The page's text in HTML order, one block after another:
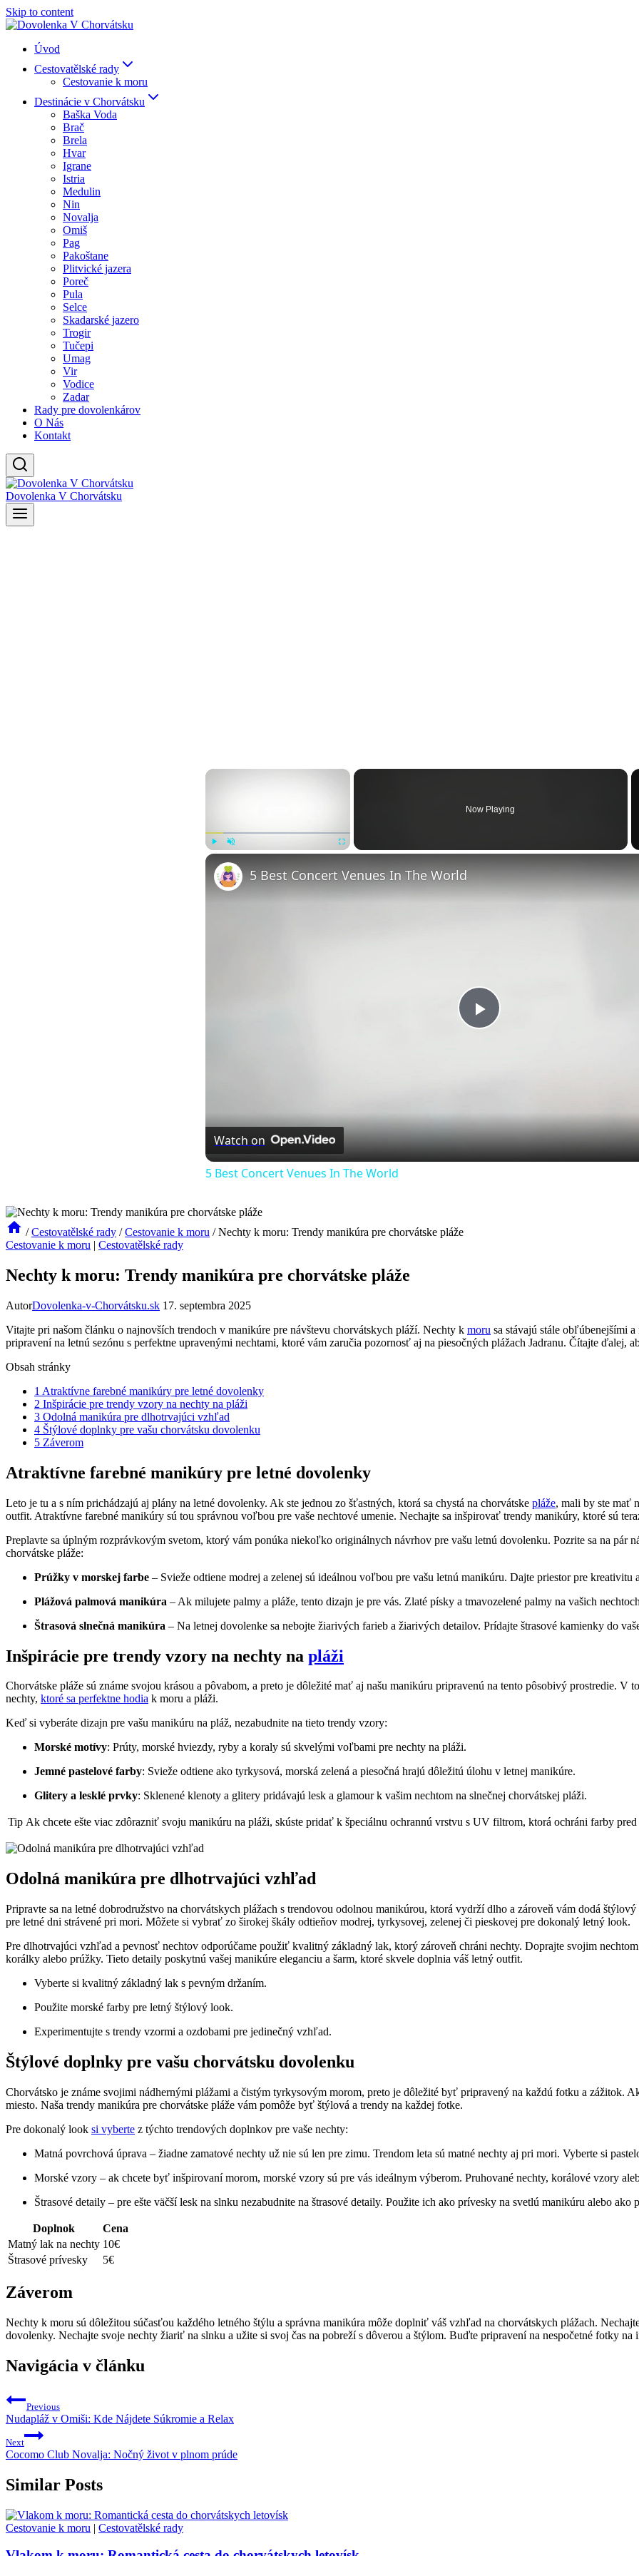
Skip to content
Úvod
Cestovatělské rady
Cestovanie k moru
Destinácie v Chorvátsku
Baška Voda
Brač
Brela
Hvar
Igrane
Istria
Medulin
Nin
Novalja
Omiš
Pag
Pakoštane
Plitvické jazera
Poreč
Pula
Selce
Skadarské jazero
Trogir
Tučepi
Umag
Vir
Vodice
Zadar
Rady pre dovolenkárov
O Nás
Kontakt
Dovolenka V Chorvátsku
×
Now Playing
Play
5 Best Concert Venues In The World
Watch on
5 Best Concert Venues In The World
/ Cestovatělské rady / Cestovanie k moru / Nechty k moru: Trendy manikúra pre chorvátske pláže
Cestovanie k moru | Cestovatělské rady
Nechty k moru: Trendy manikúra pre chorvátske pláže
AutorDovolenka-v-Chorvátsku.sk 17. septembra 2025
Vitajte pri našom​ článku o najnovších trendoch v manikúre pre ⁤návštevu‌ chorvátskych pláží. ‌Nechty k moru sa stávajú stále⁤ obľúbenejšími
pripravení na letnú sezónu ⁣s perfektne​ upravenými nechtami, ktoré vám zaručia pozornosť ‌aj na piesočných plážach Jadranu. Čítajte ďalej,
Obsah stránky
1 Atraktívne farebné manikúry pre letné dovolenky
2 Inšpirácie pre trendy vzory na nechty na pláži
3 Odolná‍ manikúra pre dlhotrvajúci vzhľad
4 Štýlové doplnky pre vašu​ chorvátsku dovolenku
5 Záverom
Atraktívne farebné manikúry pre letné dovolenky
Leto je tu a s ním prichádzajú ⁣aj plány ⁣na letné dovolenky. Ak ⁣ste jednou⁣ zo šťastných, ktorá sa chystá na chorvátske pláže, mali ⁢by ​ste mať
outfit. Atraktívne farebné manikúry sú tou⁤ správnou voľbou pre ‌vaše nechtové‍ umenie. Nechajte sa inšpirovať trendy manikúry, ktoré ⁢sú
Preplavte sa úplným rozprávkovým svetom,⁣ ktorý vám ponúka niekoľko originálnych návrhov pre vašu letnú dovolenku. Pozrite sa na ‌pár
chorvátske⁣ pláže:
Prúžky v morskej farbe – Svieže odtiene modrej a zelenej sú ideálnou voľbou pre vašu letnú manikúru. Dajte priestor pre
Plážová palmová⁣ manikúra – Ak milujete palmy a pláže, tento dizajn je ⁢pre ‍vás. Zlaté písky a tmavozelené palmy na vašich
Štrasová slnečná manikúra – Na letnej dovolenke sa nebojte žiarivých farieb a‌ žiarivých detailov. Prídajte štrasové kamienky⁤ do
Inšpirácie pre trendy vzory na nechty na pláži
Chorvátske pláže sú ⁤známe svojou krásou ⁤a ⁣pôvabom,⁤ a preto je dôležité mať aj ​našu ⁣manikúru pripravenú na tento pôsobivý prostredie. V
nechty, ktoré sa perfektne ‍hodia k moru a ⁣pláži.
Keď si ​vyberáte dizajn pre vašu‍ manikúru na pláž, nezabudnite na tieto trendy vzory:
Morské motívy: Prúty, morské hviezdy, ryby a koraly sú skvelými voľbami pre nechty na pláži.
Jemné pastelové farby: Svieže odtiene ako tyrkysová, morská​ zelená a ⁣piesočná hrajú dôležitú úlohu v letnej‍ manikúre.
Glitery a lesklé prvky: Sklenené klenoty a glitery pridávajú lesk a glamour k vašim nechtom na slnečnej chorvátskej pláži.
Tip Ak chcete ešte viac zdôrazniť svoju manikúru ​na pláži, skúste pridať k ⁤špeciálnu ochrannú vrstvu⁣ s UV filtrom, ktorá ochráni‍ farby
Odolná‍ manikúra pre dlhotrvajúci vzhľad
Pripravte⁣ sa na ⁤letné dobrodružstvo⁢ na chorvátskych plážach s trendovou odolnou manikúrou, ktorá vydrží dlho a zároveň ​vám dodá
pre letné dni strávené ​pri mori. Môžete si vybrať zo širokej škály odtieňov modrej, tyrkysovej, zelenej či pieskovej pre dokonalý letný look.
Pre‍ dlhotrvajúci vzhľad a pevnosť nechtov odporúčame ⁢použiť kvalitný základný lak, ktorý zároveň chráni nechty. Doprajte svojim
korálky​ alebo prúžky. Tieto ‍detaily poskytnú vašej ⁣manikúre eleganciu a šarm, ktoré skvele doplnia váš letný ‍outfit.
Vyberte si kvalitný základný lak s pevným držaním.
Použite morské farby⁣ pre letný ⁤štýlový look.
Experimentujte s trendy vzormi a ozdobami pre ‌jedinečný vzhľad.
Štýlové doplnky pre vašu​ chorvátsku dovolenku
Chorvátsko je známe‍ svojimi nádhernými plážami a čistým‍ tyrkysovým morom, preto je dôležité byť pripravený na každú fotku a⁤ zážitok.
miesto. Naša trendy manikúra pre chorvátske pláže vám ‍pomôže byť štýlová a trendy na každej fotke.
Pre dokonalý look si vyberte z týchto trendových doplnkov ‌pre vaše nechty:
Matná povrchová⁢ úprava – žiadne zamatové nechty už nie sú len⁢ pre‍ zimu.‌ Trendom leta sú matné ​nechty aj pri mori. Vyberte si
Morské vzory – ​ak chcete ⁤byť inšpirovaní morom, morské vzory sú pre vás ideálnym‌ výberom. ​Pruhované nechty, korálové vzory
Štrasové⁢ detaily – ‌pre ešte väčší lesk na slnku nezabudnite na štrasové detaily. Použite ‍ich ako prívesky⁤ na svetlú⁤ manikúru alebo
Doplnok
Cena
Matný lak na nechty 10€
Štrasové prívesky
5€
Záverom
Nechty k moru sú dôležitou súčasťou ⁢každého letného štýlu a správna manikúra môže ⁢doplniť váš vzhľad na chorvátskych plážach.
dovolenky. Nechajte svoje nechty žiariť na slnku a užite ​si svoj čas na pobreží ​s dôverou a štýlom. Buďte pripravení na nespočetné‍ fotky
Navigácia v článku
Previous
Nudapláž v Omiši: Kde Nájdete Súkromie a Relax
Next
Cocomo Club Novalja: Nočný život v plnom prúde
Similar Posts
Cestovanie k moru | Cestovatělské rady